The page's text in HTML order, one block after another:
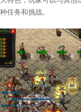
任务和挑战。